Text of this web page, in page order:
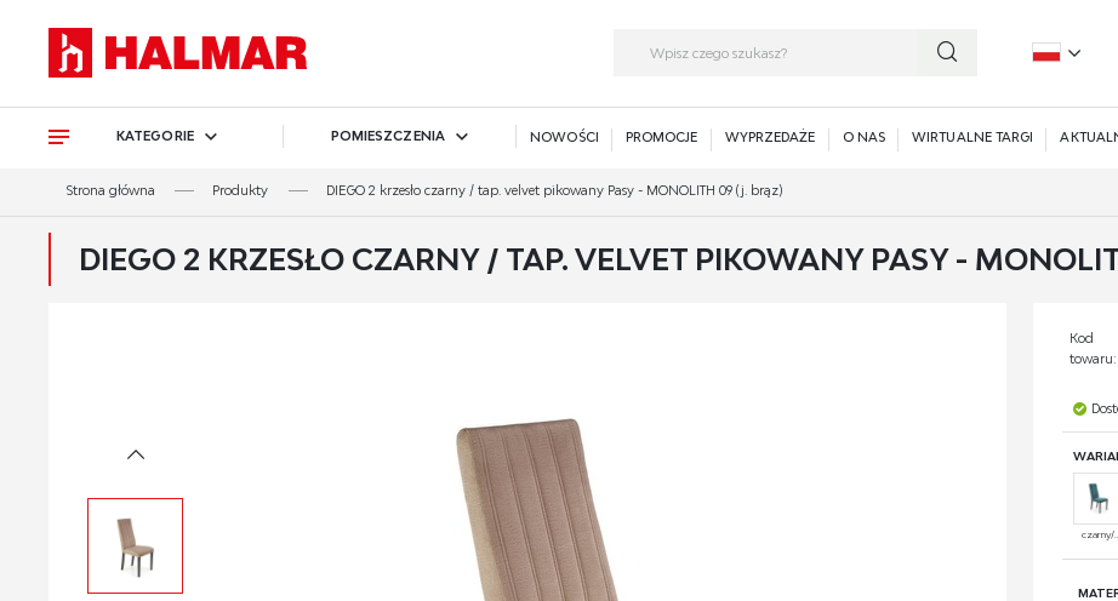
KATEGORIE POMIESZCZENIA NOWOŚCI PROMOCJE WYPRZEDAŻE O NAS WIRTUALNE TARGI
Strona główna Produkty DIEGO 2 krzesło czarny / tap. velvet pikowany Pasy - MONOLITH 09 (j. brąz)
DIEGO 2 KRZESŁO CZARNY / TAP. VELVET PIKOWANY PASY -
Kod
towaru:
czarny/